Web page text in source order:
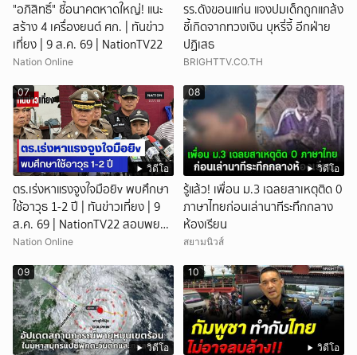
"อภิสิทธิ์" ชี้อนาคตหาดใหญ่! แนะ
สร้าง 4 เครื่องยนต์ ศก. | ทันข่าว
เที่ยง | 9 ส.ค. 69 | NationTV22
Nation Online
รร.ดังขอนแก่น แจงปมเด็กถูกแกล้ง
ชี้เกิดจากทวงเงิน บุหรี่จี้ อีกฝ่าย
ปฏิเสธ
BRIGHTTV.CO.TH
วิดีโอ
07
ตร.เร่งหาแรงจูงใจมือยิv พบศึกษา
ใช้อาวุธ 1-2 ปี | ทันข่าวเที่ยง | 9
ส.ค. 69 | NationTV22 สอบพยาน
แล้ว 17 ปาก เร่งตรวจมือถือและ
ด้าน ทั้งครอบครัว โรงเรียน เพื่อน
และสื่อโซเ
Nation Online
วิดีโอ
08
รู้แล้ว! เพื่อน ม.3 เฉลยสาเหตุติด 0
ภาษาไทยก่อนเล่านาทีระทึกกลาง
ห้องเรียน
สยามนิวส์
วิดีโอ
09
วิดีโอ
10